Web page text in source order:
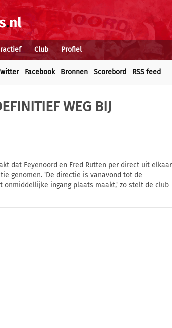
Club Profiel
Facebook Bronnen Scorebord RSS feed
WEG BIJ
dat Feyenoord en Fred Rutten per direct uit elkaar
genomen. 'De directie is vanavond tot de
ingang plaats maakt,' zo stelt de club